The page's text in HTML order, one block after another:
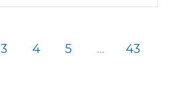
3 4 5 ... 43